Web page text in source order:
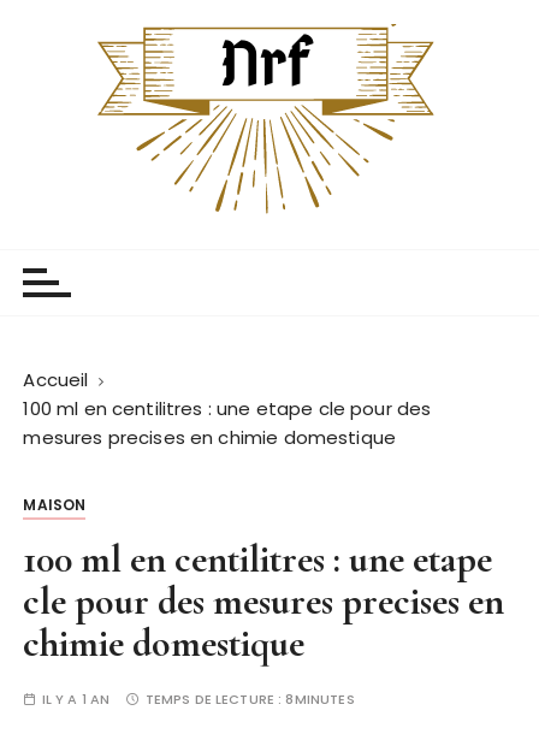
Accueil
100 ml en centilitres : une etape cle pour des
mesures precises en chimie domestique
MAISON
100 ml en centilitres : une etape
cle pour des mesures precises en
chimie domestique
IL Y A 1 AN TEMPS DE LECTURE :8MINUTES